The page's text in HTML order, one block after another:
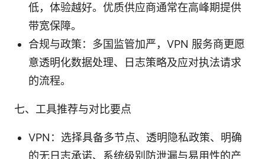
低，体验越好。优质供应商通常在高峰期提供
带宽保障。
合规与政策：多国监管加严，VPN 服务商更愿
意透明化数据处理、日志策略及应对执法请求
的流程。
七、工具推荐与对比要点
VPN：选择具备多节点、透明隐私政策、明确
的无日志承诺、系统级别防泄漏与易用性的产